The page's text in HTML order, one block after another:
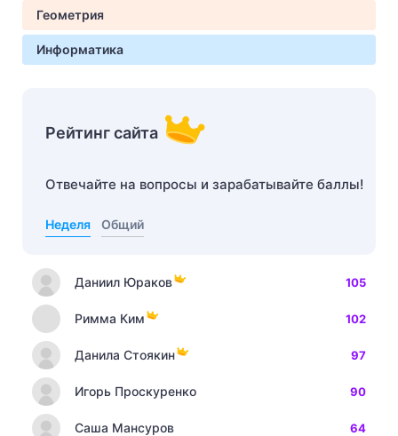
Геометрия
Информатика
Рейтинг сайта
Отвечайте на вопросы и зарабатывайте баллы!
Неделя Общий
Даниил Юраков 105
Римма Ким 102
Данила Стоякин 97
Игорь Проскуренко 90
Саша Мансуров 64